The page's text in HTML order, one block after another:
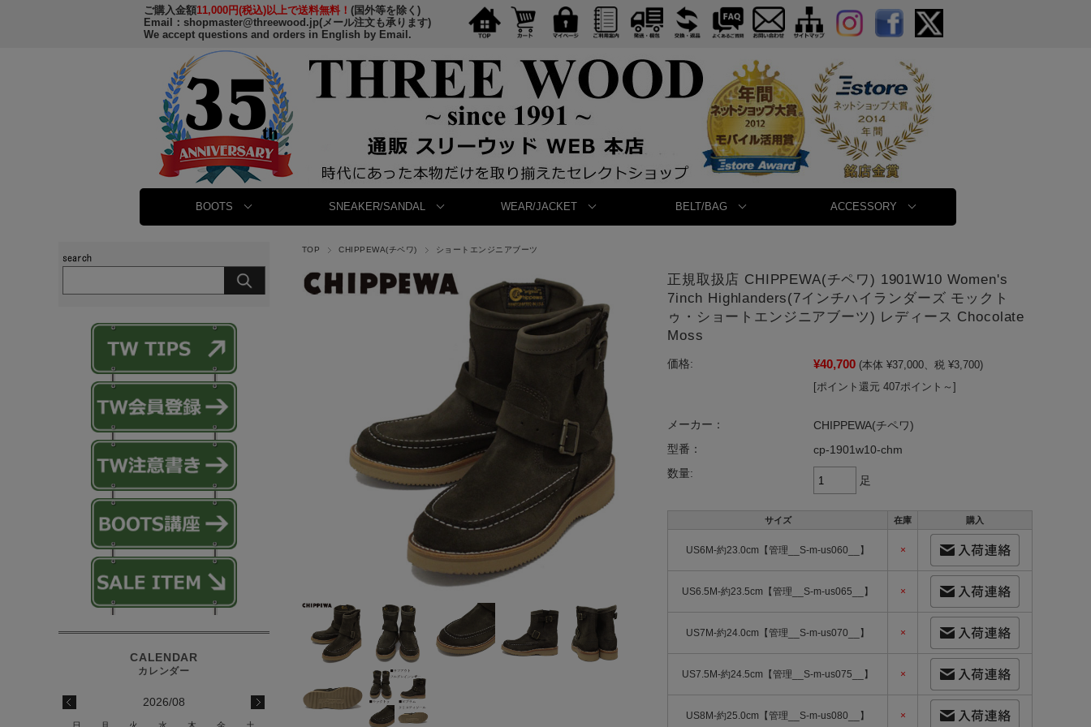
ご購入金額11,000円(税込)以上で送料無料！ (国外等を除く)
Email： shopmaster@threewood.jp(メール注文も承ります)
We accept questions and orders in English by Email.
BOOTS SNEAKER/SANDAL WEAR/JACKET BELT/BAG ACCESSORY
TOP CHIPPEWA(チペワ) ショートエンジニアブーツ
正規取扱店 CHIPPEWA(チペワ) 1901W10 Women's
7inch Highlanders(7インチハイランダーズ モックト
ゥ・ショートエンジニアブーツ) レディース Chocolate
Moss
価格: ¥40,700 (本体 ¥37,000、税 ¥3,700)
[ポイント還元 407ポイント～]
メーカー：
CHIPPEWA(チペワ)
型番：
cp-1901w10-chm
数量:
足
サイズ 在庫 購入
US6M-約23.0cm【管理__S-m-us060__】 ×
US6.5M-約23.5cm【管理__S-m-us065__】 ×
US7M-約24.0cm【管理__S-m-us070__】 ×
US7.5M-約24.5cm【管理__S-m-us075__】 ×
US8M-約25.0cm【管理__S-m-us080__】 ×
2026/08